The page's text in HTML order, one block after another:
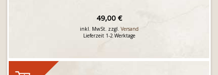
49,00 €
inkl. MwSt. zzgl. Versand
Lieferzeit 1-2 Werktage